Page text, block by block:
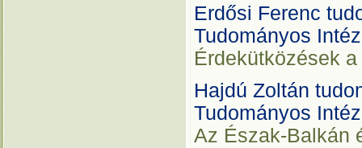
Erdősi Ferenc
Tudományos
Érdekütközések
Hajdú Zoltán
Tudományos
Az Észak-Balkán